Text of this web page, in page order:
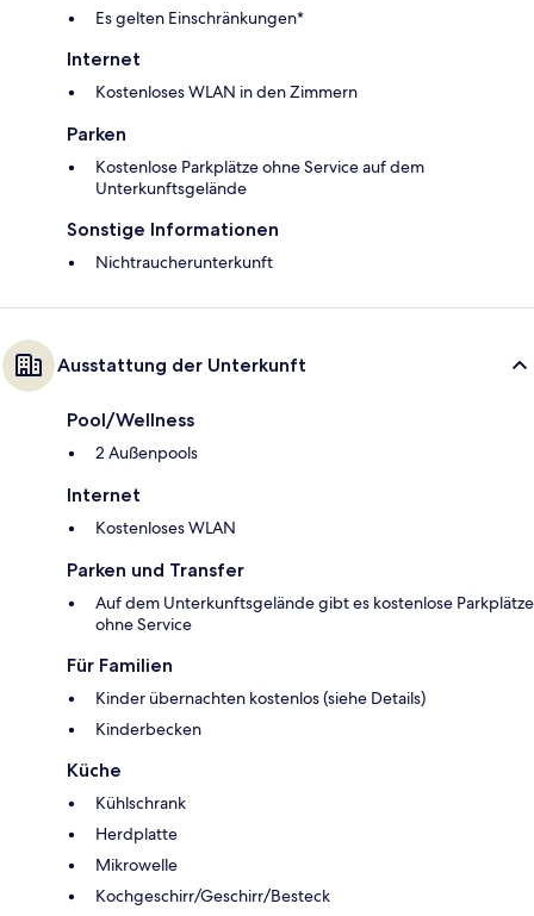
Es gelten Einschränkungen*
Internet
Kostenloses WLAN in den Zimmern
Parken
Kostenlose Parkplätze ohne Service auf dem
Unterkunftsgelände
Sonstige Informationen
Nichtraucherunterkunft
Ausstattung der Unterkunft
Pool/Wellness
2 Außenpools
Internet
Kostenloses WLAN
Parken und Transfer
Auf dem Unterkunftsgelände gibt es kostenlose Parkplätze
ohne Service
Für Familien
Kinder übernachten kostenlos (siehe Details)
Kinderbecken
Küche
Kühlschrank
Herdplatte
Mikrowelle
Kochgeschirr/Geschirr/Besteck